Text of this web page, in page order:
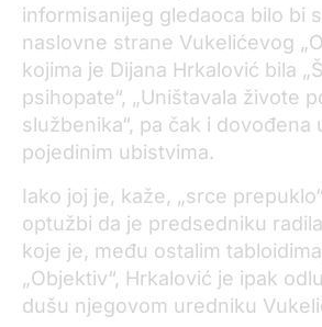
informisanijeg gledaoca bilo bi
naslovne strane Vukelićevog
kojima je Dijana Hrkalović bila
psihopate“, „Uništavala živote
službenika“, pa čak i dovođena
pojedinim ubistvima.
Iako joj je, kaže, „srce
optužbi da je predsedniku radila
koje je, među ostalim
„Objektiv“, Hrkalović je ipak
dušu njegovom uredniku